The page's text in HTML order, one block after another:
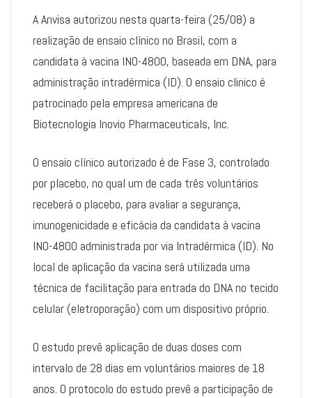
A Anvisa autorizou nesta quarta-feira (25/08) a
realização de ensaio clínico no Brasil, com a
candidata à vacina INO-4800, baseada em DNA, para
administração intradérmica (ID). O ensaio clinico é
patrocinado pela empresa americana de
Biotecnologia Inovio Pharmaceuticals, Inc.
O ensaio clínico autorizado é de Fase 3, controlado
por placebo, no qual um de cada três voluntários
receberá o placebo, para avaliar a segurança,
imunogenicidade e eficácia da candidata à vacina
INO-4800 administrada por via Intradérmica (ID). No
local de aplicação da vacina será utilizada uma
técnica de facilitação para entrada do DNA no tecido
celular (eletroporação) com um dispositivo próprio.
O estudo prevê aplicação de duas doses com
intervalo de 28 dias em voluntários maiores de 18
anos. O protocolo do estudo prevê a participação de